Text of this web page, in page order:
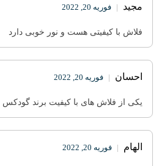
مجید | فوریه 20, 2022
فلاش با کیفیتی هست و نور خوبی دارد
احسان | فوریه 20, 2022
یکی از فلاش های با کیفیت برند
الهام | فوریه 20, 2022